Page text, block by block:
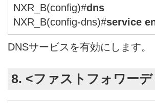
NXR_B(config)#dns
NXR_B(config-dns)#service
DNSサービスを有効にします。
8. <ファストフォワー